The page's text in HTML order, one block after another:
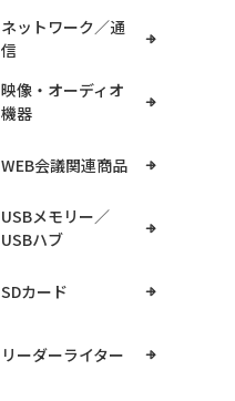
ネットワーク／通
信
映像・オーディオ
機器
WEB会議関連商品
USBメモリー／
USBハブ
SDカード
リーダーライター